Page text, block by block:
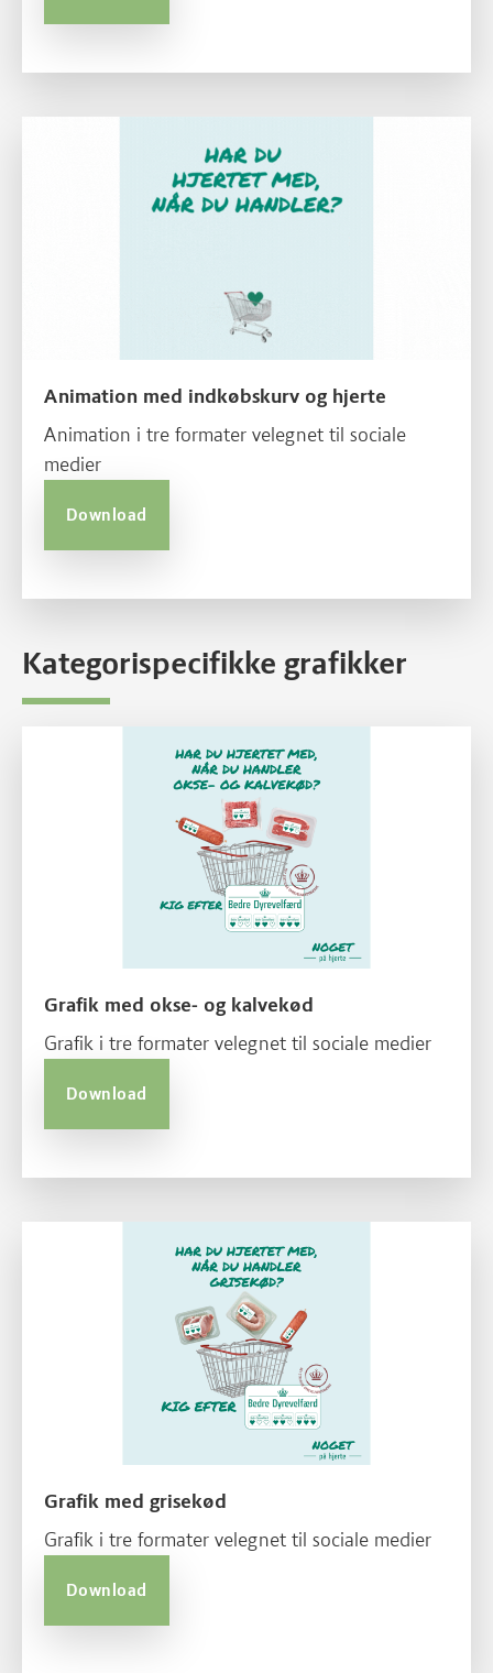
Animation med indkøbskurv og hjerte
Animation i tre formater velegnet til sociale
medier
Download
Kategorispecifikke grafikker
Grafik med okse- og kalvekød
Grafik i tre formater velegnet til sociale medier
Download
Grafik med grisekød
Grafik i tre formater velegnet til sociale medier
Download